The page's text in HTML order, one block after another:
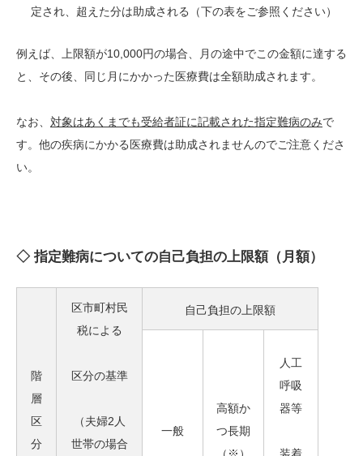
定され、超えた分は助成される（下の表をご参照ください）
例えば、上限額が10,000円の場合、月の途中でこの金額に達する
と、その後、同じ月にかかった医療費は全額助成されます。
なお、 対象はあくまでも受給者証に記載された指定難病のみで
す。他の疾病にかかる医療費は助成されませんのでご注意くださ
い。
◇ 指定難病についての自己負担の上限額（月額）
階
層
区
分
区市町村民
税による
区分の基準
（夫婦2人
世帯の場合
自己負担の上限額
一般
高額か
つ長期
人工
呼吸
器等